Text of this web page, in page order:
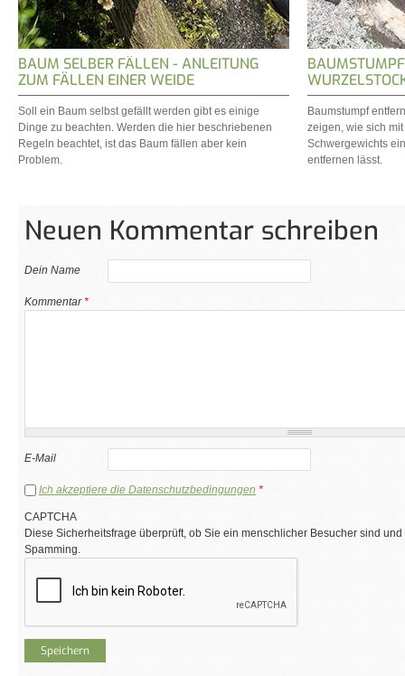
BAUM SELBER FÄLLEN - ANLEITUNG
ZUM FÄLLEN EINER WEIDE
Soll ein Baum selbst gefällt werden gibt es einige
Dinge zu beachten. Werden die hier beschriebenen
Regeln beachtet, ist das Baum fällen aber kein
Problem.
Baumstumpf
zeigen, wie sich
Schwergewichts
entfernen lässt.
Neuen Kommentar schreiben
Dein Name
Kommentar*
E-Mail
Ich akzeptiere die Datenschutzbedingungen *
CAPTCHA
Diese Sicherheitsfrage überprüft, ob Sie ein menschlicher Besucher sind
Spamming.